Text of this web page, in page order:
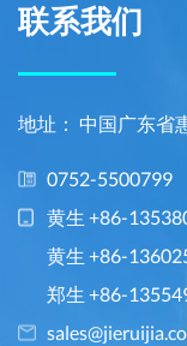
联系我们
地址： 中国广东省
0752-5500799
黄生 +86-
黄生 +86-
郑生 +86-